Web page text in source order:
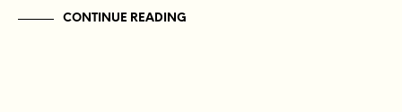
CONTINUE READING